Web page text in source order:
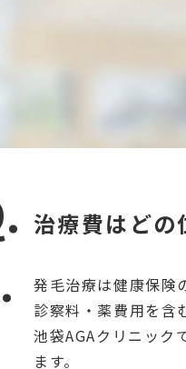
治療費はどの
発毛治療は健康保険
診察料・薬費用を含
池袋AGAクリニック
ます。